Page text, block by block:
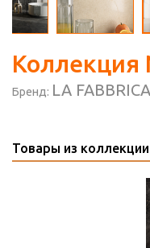
Коллекция
Бренд: LA
Товары из коллекции